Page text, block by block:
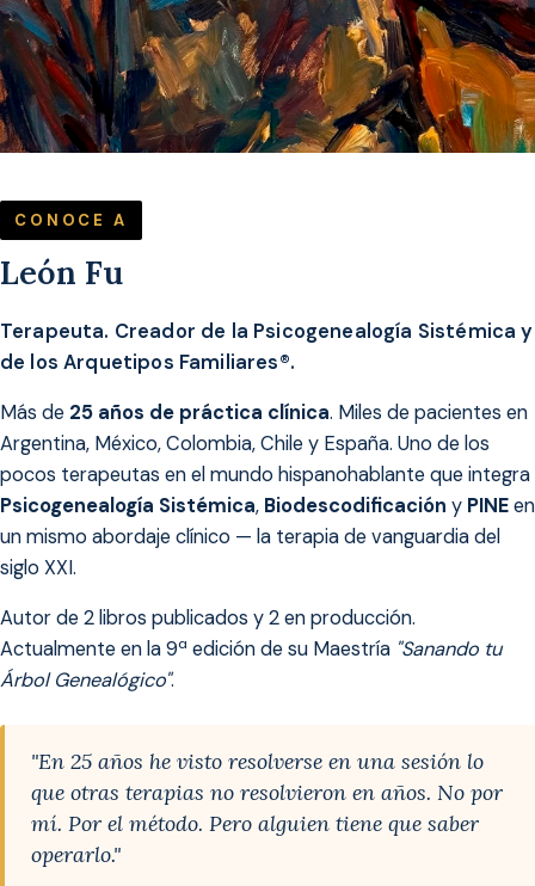
CONOCE A
León Fu
Terapeuta. Creador de la Psicogenealogía Sistémica y
de los Arquetipos Familiares®.
Más de 25 años de práctica clínica. Miles de pacientes en
Argentina, México, Colombia, Chile y España. Uno de los
pocos terapeutas en el mundo hispanohablante que integra
Psicogenealogía Sistémica, Biodescodificación y PINEen
un mismo abordaje clínico — la terapia de vanguardia del
siglo XXI.
Autor de 2 libros publicados y 2 en producción.
Actualmente en la 9ª edición de su Maestría "Sanando tu
Árbol Genealógico".
"En 25 años he visto resolverse en una sesión lo
que otras terapias no resolvieron en años. No por
mí. Por el método. Pero alguien tiene que saber
operarlo."